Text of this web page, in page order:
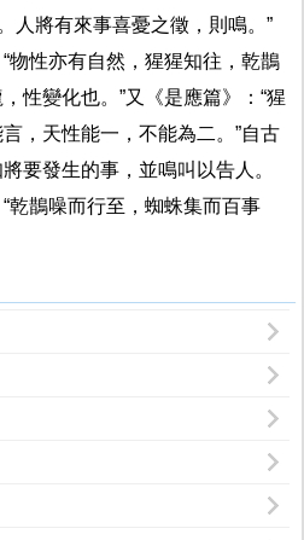
人將有來事喜憂之徵，則鳴。”
物性亦有自然，猩猩知往，乾鵲
性變化也。”又《是應篇》：“猩
，天性能一，不能為二。”自古
要發生的事，並鳴叫以告人。
乾鵲噪而行至，蜘蛛集而百事